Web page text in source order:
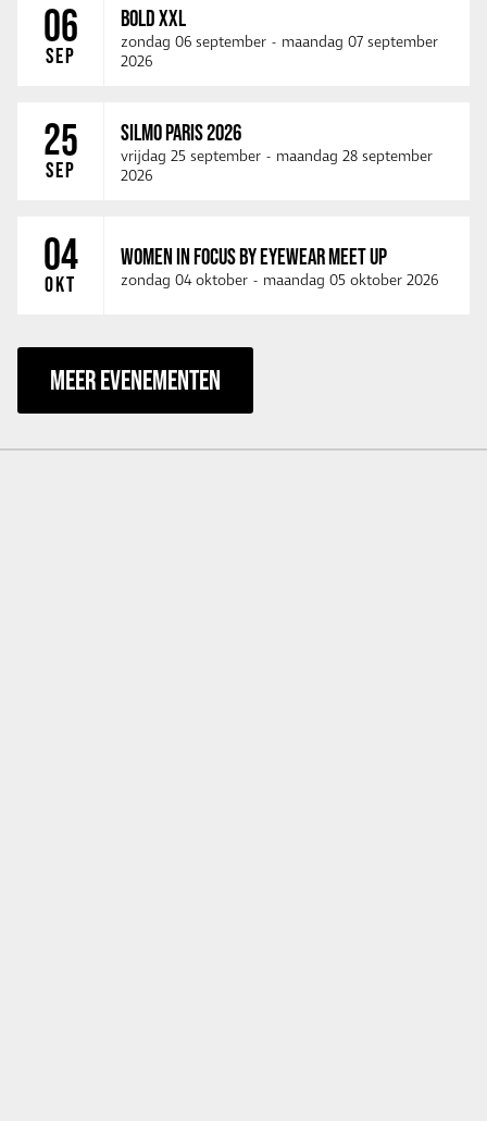
06
SEP
BOLD XXL
zondag 06 september - maandag 07 september
2026
25
SEP
SILMO PARIS 2026
vrijdag 25 september - maandag 28 september
2026
04
OKT
WOMEN IN FOCUS BY EYEWEAR MEET UP
zondag 04 oktober - maandag 05 oktober 2026
MEER EVENEMENTEN